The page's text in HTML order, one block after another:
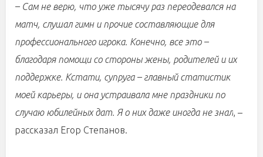
– Сам не верю, что уже тысячу раз переодевался на
матч, слушал гимн и прочие составляющие для
профессионального игрока. Конечно, все это –
благодаря помощи со стороны жены, родителей и их
поддержке. Кстати, супруга – главный статистик
моей карьеры, и она устраивала мне праздники по
случаю юбилейных дат. Я о них даже иногда не знал, –
рассказал Егор Степанов.